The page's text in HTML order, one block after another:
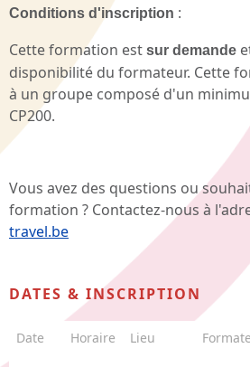
Conditions d'inscription :
Cette formation est sur demande
disponibilité du formateur. Cette
à un groupe composé d'un
CP200.
Vous avez des questions ou
formation ? Contactez-nous à
travel.be
DATES & INSCRIPTION
Date Horaire Lieu